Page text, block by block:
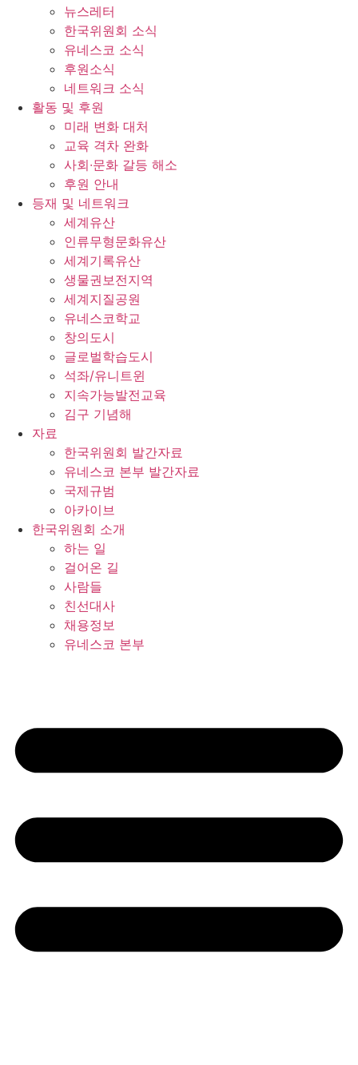
뉴스레터
한국위원회 소식
유네스코 소식
후원소식
네트워크 소식
활동 및 후원
미래 변화 대처
교육 격차 완화
사회∙문화 갈등 해소
후원 안내
등재 및 네트워크
세계유산
인류무형문화유산
세계기록유산
생물권보전지역
세계지질공원
유네스코학교
창의도시
글로벌학습도시
석좌/유니트윈
지속가능발전교육
김구 기념해
자료
한국위원회 발간자료
유네스코 본부 발간자료
국제규범
아카이브
한국위원회 소개
하는 일
걸어온 길
사람들
친선대사
채용정보
유네스코 본부